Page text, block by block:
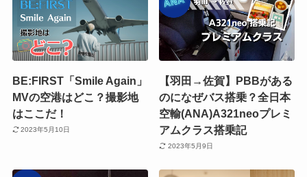
BE:FIRST「Smile Again」
MVの空港はどこ？撮影地
はここだ！
2023年5月10日
【羽田→佐賀】PBBがある
のになぜバス搭乗？全日本
空輸(ANA)A321neoプレミ
アムクラス搭乗記
2023年5月9日